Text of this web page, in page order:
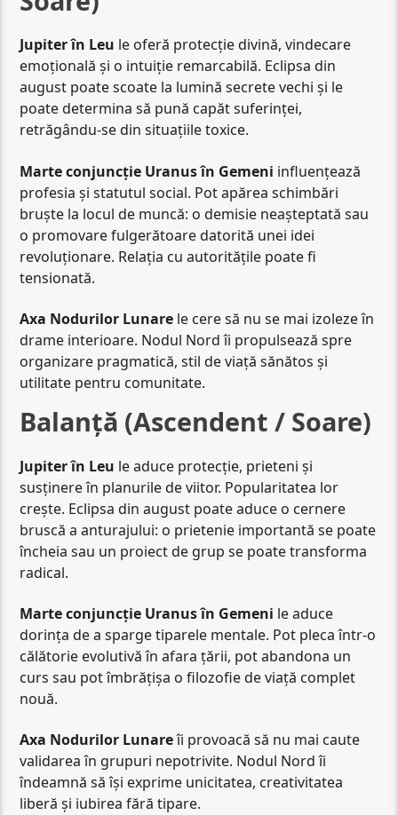
Jupiter în Leu le oferă protecție divină, vindecare
emoțională și o intuiție remarcabilă. Eclipsa din
august poate scoate la lumină secrete vechi și le
poate determina să pună capăt suferinței,
retrăgându-se din situațiile toxice.
Marte conjuncție Uranus în Gemeni influențează
profesia și statutul social. Pot apărea schimbări
bruște la locul de muncă: o demisie neașteptată sau
o promovare fulgerătoare datorită unei idei
revoluționare. Relația cu autoritățile poate fi
tensionată.
Axa Nodurilor Lunare le cere să nu se mai izoleze în
drame interioare. Nodul Nord îi propulsează spre
organizare pragmatică, stil de viață sănătos și
utilitate pentru comunitate.
Balanță (Ascendent / Soare)
Jupiter în Leu le aduce protecție, prieteni și
susținere în planurile de viitor. Popularitatea lor
crește. Eclipsa din august poate aduce o cernere
bruscă a anturajului: o prietenie importantă se poate
încheia sau un proiect de grup se poate transforma
radical.
Marte conjuncție Uranus în Gemeni le aduce
dorința de a sparge tiparele mentale. Pot pleca într-o
călătorie evolutivă în afara țării, pot abandona un
curs sau pot îmbrățișa o filozofie de viață complet
nouă.
Axa Nodurilor Lunareîi provoacă să nu mai caute
validarea în grupuri nepotrivite. Nodul Nord îi
îndeamnă să își exprime unicitatea, creativitatea
liberă și iubirea fără tipare.